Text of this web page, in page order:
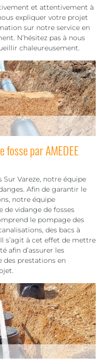
et attentivement à
expliquer votre projet
sur notre service en
N’hésitez pas à nous
chaleureusement.
fosse par AMEDEE
Sur Vareze, notre équipe
Afin de garantir le
notre équipe
de vidange de fosses
le pompage des
des bacs à
s’agit à cet effet de mettre
afin d’assurer les
des prestations en